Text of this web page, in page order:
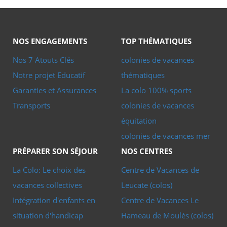
d’un animateur spécialisé et passionné, les enfants
des hypothèses. Cette approche rend la science vivante,
sensible, presque palpable. On ne parle plus seulement de
paléontologie : on entre dedans.
Découvrir les métiers de la
paléontologie en colonie
Cette colonie de vacances permet aussi d’approcher les
gestes et les réflexes des paléontologues. Les enfants
découvrent les bases de cette discipline scientifique, qui
consiste à étudier les fossiles, leur formation et l’évolution
des espèces au fil des âges. Ils apprennent à lire un
paysage, à repérer un indice, à mieux comprendre ce que
NOS ENGAGEMENTS
Nos 7 Atouts Clés
Notre projet Educatif
Garanties et Assurances
Transports
TOP THÉMATIQUES
colonies de vacances
thématiques
La colo 100% sports
colonies de vacances
équitation
colonies de vacances mer
PRÉPARER SON SÉJOUR
La Colo: Le choix des
vacances collectives
Intégration d'enfants en
situation d'handicap
NOS CENTRES
Centre de Vacances de
Leucate (colos)
Centre de Vacances Le
Hameau de Moulès (colos)